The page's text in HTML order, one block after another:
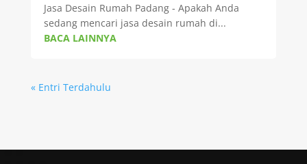
Jasa Desain Rumah Padang - Apakah Anda
sedang mencari jasa desain rumah di...
BACA LAINNYA
« Entri Terdahulu